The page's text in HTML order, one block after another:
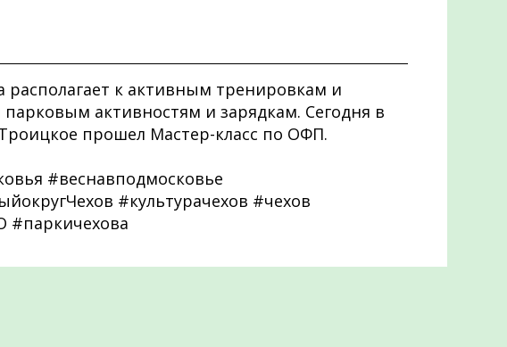
располагает к активным тренировкам и
активностям и зарядкам. Сегодня в
прошел Мастер-класс по ОФП.
#веснавподмосковье
#культурачехов #чехов
#паркичехова